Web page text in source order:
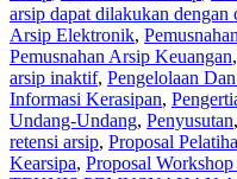
arsip dapat dilakukan dengan
Arsip Elektronik,
Pemusnahan Arsip Keuangan,
arsip inaktif, Pengelolaan
Informasi Kerasipan,
Undang-Undang, Penyusutan,
retensi arsip, Proposal
Kearsipa, Proposal